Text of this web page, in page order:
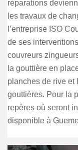
réparations
les travaux de
l’entreprise ISO
de ses
couvreurs
la gouttière en
planches de rive et
gouttières. Pour la
repères où seront
disponible à